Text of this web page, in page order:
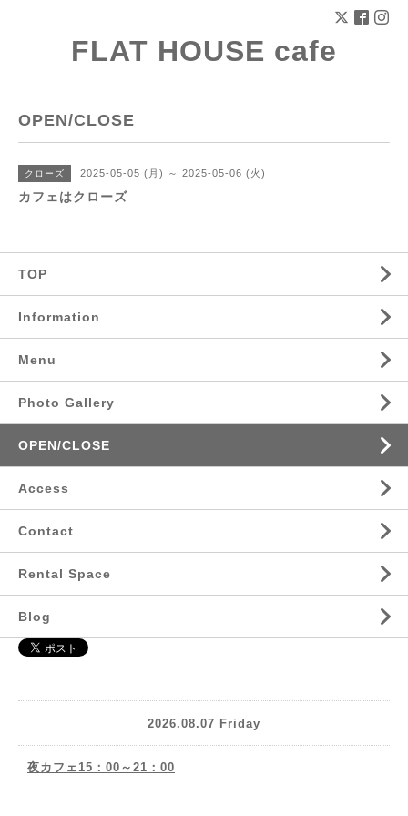
FLAT HOUSE cafe
OPEN/CLOSE
クローズ 2025-05-05 (月) ～ 2025-05-06 (火)
カフェはクローズ
TOP
Information
Menu
Photo Gallery
OPEN/CLOSE
Access
Contact
Rental Space
Blog
2026.08.07 Friday
夜カフェ15：00～21：00